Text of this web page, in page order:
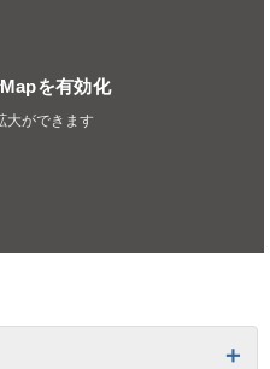
を有効化
大ができます